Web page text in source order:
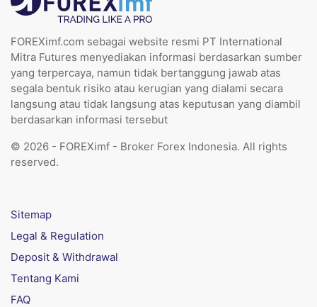
FOREXimf.com sebagai website resmi PT International
Mitra Futures menyediakan informasi berdasarkan sumber
yang terpercaya, namun tidak bertanggung jawab atas
segala bentuk risiko atau kerugian yang dialami secara
langsung atau tidak langsung atas keputusan yang diambil
berdasarkan informasi tersebut
© 2026 - FOREXimf - Broker Forex Indonesia. All rights
reserved.
Sitemap
Legal & Regulation
Deposit & Withdrawal
Tentang Kami
FAQ